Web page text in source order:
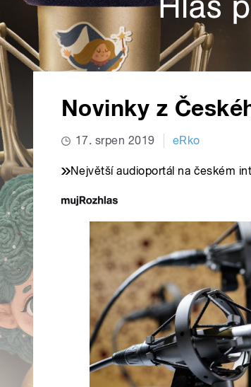
Novinky z
17. srpen 2019 eRko
Největší audioportál na českém